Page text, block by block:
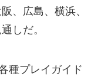
、広島、横浜、
しだ。
種プレイガイド